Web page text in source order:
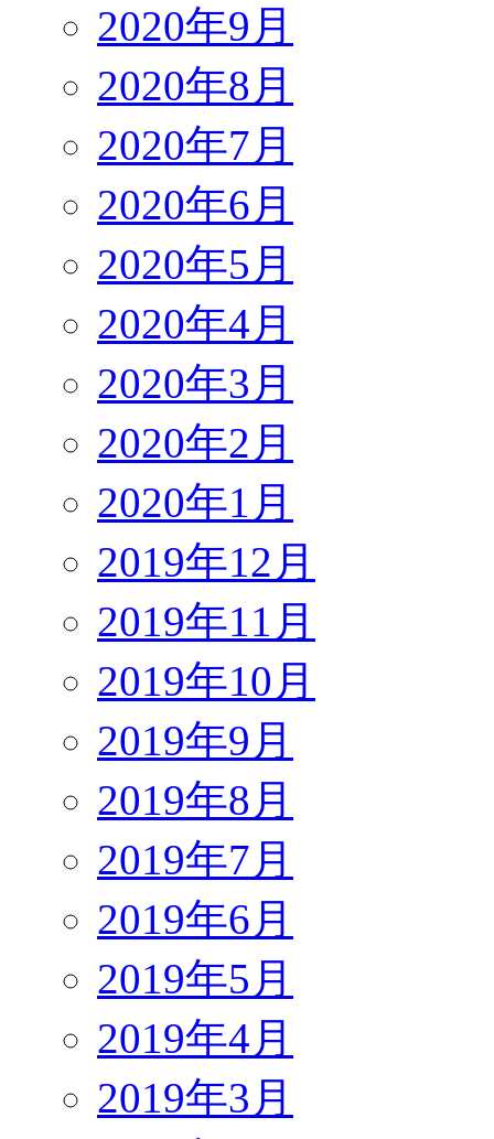
2020年9月
2020年8月
2020年7月
2020年6月
2020年5月
2020年4月
2020年3月
2020年2月
2020年1月
2019年12月
2019年11月
2019年10月
2019年9月
2019年8月
2019年7月
2019年6月
2019年5月
2019年4月
2019年3月